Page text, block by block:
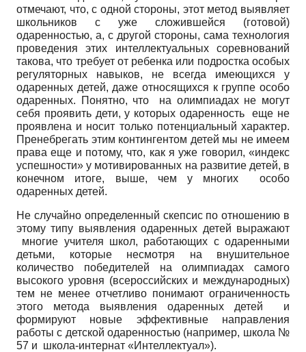
отмечают, что, с одной стороны, этот метод выявляет
школьников с уже сложившейся (готовой)
одаренностью, а, с другой стороны, сама технология
проведения этих интеллектуальных соревнований
такова, что требует от ребенка или подростка особых
регуляторных навыков, не всегда имеющихся у
одаренных детей, даже относящихся к группе особо
одаренных. Понятно, что на олимпиадах не могут
себя проявить дети, у которых одаренность еще не
проявлена и носит только потенциальный характер.
Пренебрегать этим контингентом детей мы не имеем
права еще и потому, что, как я уже говорил, «индекс
успешности» у мотивированных на развитие детей, в
конечном итоге, выше, чем у многих особо
одаренных детей.
Не случайно определенный скепсис по отношению в
этому типу выявления одаренных детей выражают
многие учителя школ, работающих с одаренными
детьми, которые несмотря на внушительное
количество победителей на олимпиадах самого
высокого уровня (всероссийских и международных)
тем не менее отчетливо понимают ограниченность
этого метода выявления одаренных детей и
формируют новые эффективные направления
работы с детской одаренностью (например, школа №
57 и школа-интернат «Интеллектуал»).